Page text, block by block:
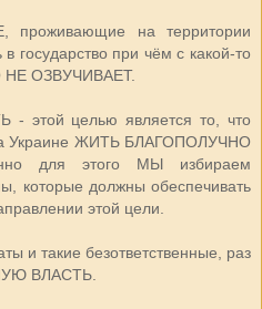
на территории
государство при чём с какой-то
НЕ ОЗВУЧИВАЕТ.
этой целью является то, что
ЖИТЬ БЛАГОПОЛУЧНО
для этого МЫ избираем
которые должны обеспечивать
этой цели.
и такие безответственные, раз
ВЛАСТЬ.